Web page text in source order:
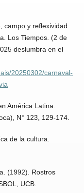
campo y reflexividad.
Los Tiempos. (2 de
deslumbra en el
20250302/carnaval-
América Latina.
N° 123, 129-174.
de la cultura.
(1992). Rostros
UCB.